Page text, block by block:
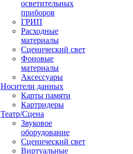
осветительных
приборов
ГРИП
Расходные
материалы
Сценический свет
Фоновые
материалы
Аксессуары
Носители данных
Карты памяти
Картридеры
Театр/Сцена
Звуковое
оборудование
Сценический свет
Виртуальные